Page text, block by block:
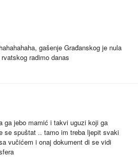
gašenje Građanskog je nula
radimo danas
ga jebo mamić i takvi uguzi koji ga
se spuštat .. tamo im treba ljepit svaki
vučićem i onaj dokument di se vidi